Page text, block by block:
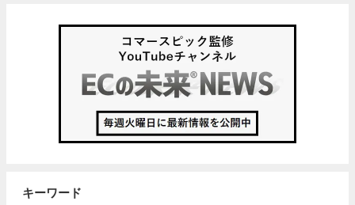
キーワード